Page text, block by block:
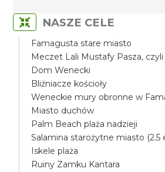
NASZE CELE
Famagusta stare miasto
Meczet Lali Mustafy Pasza,
Dom Wenecki
Bliźniacze kościoły
Weneckie mury obronne w
Miasto duchów
Palm Beach plaża nadzieji
Salamina starożytne miasto (2.5
Iskele plaża
Ruiny Zamku Kantara